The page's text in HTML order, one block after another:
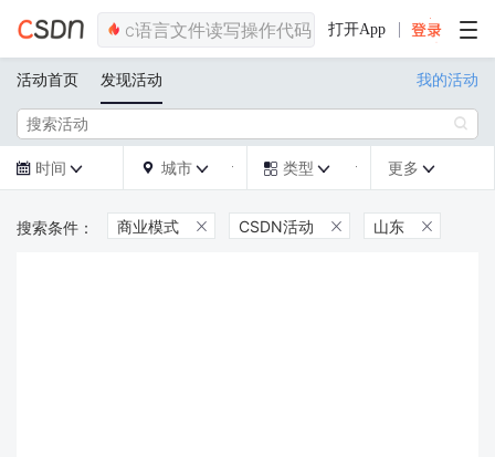
打开App
活动首页 发现活动 我的活动

 时间   城市   类型  更多 
商业模式  CSDN活动  山东 